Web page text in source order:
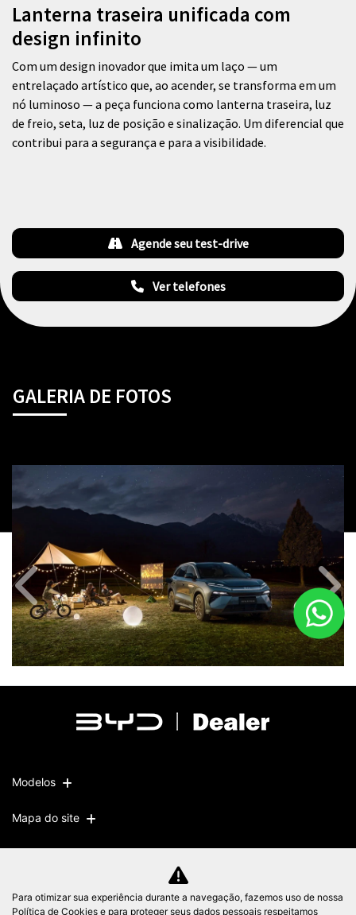
Lanterna traseira unificada com
design infinito
Com um design inovador que imita um laço — um
entrelaçado artístico que, ao acender, se transforma em um
nó luminoso — a peça funciona como lanterna traseira, luz
de freio, seta, luz de posição e sinalização. Um diferencial que
contribui para a segurança e para a visibilidade.
Ver telefones
Agende seu test-drive
GALERIA DE FOTOS
Anterior
Modelos
Mapa do site
SINODEALER COMERCIO DE VEICULOS LTDA
Para otimizar sua experiência durante a navegação, fazemos uso de nossa
Política de Cookies e para proteger seus dados pessoais respeitamos